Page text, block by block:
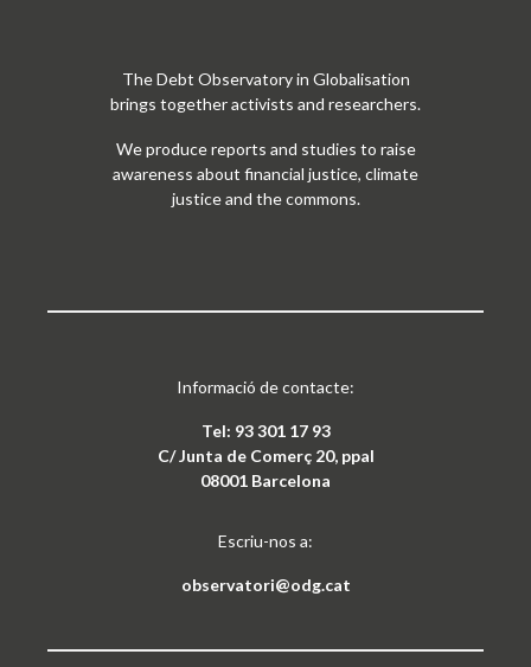
The Debt Observatory in Globalisation
brings together activists and researchers.
We produce reports and studies to raise
awareness about financial justice, climate
justice and the commons.
Informació de contacte:
Tel: 93 301 17 93
C/ Junta de Comerç 20, ppal
08001 Barcelona
Escriu-nos a:
observatori@odg.cat